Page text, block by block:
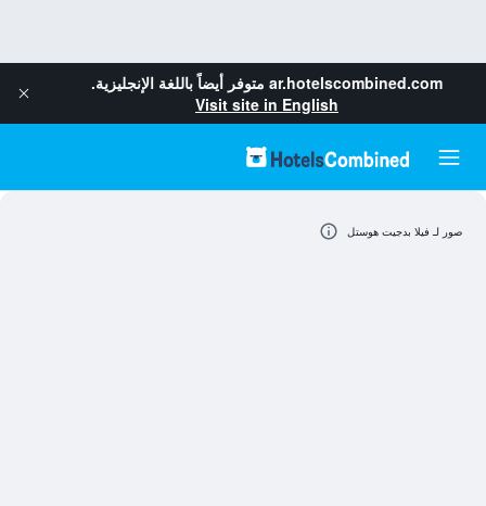
ar.hotelscombined.com متوفر أيضاً باللغة الإنجليزية.
Visit site in English
صور لـ فيلا بدجيت هوستل